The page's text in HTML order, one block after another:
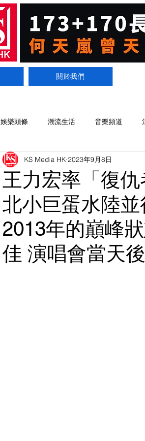
關於我們
娛樂頭條 潮流生活 音樂頻道
王力宏率「復
北小巨蛋水陸
2013年的巔峰
佳 演唱會當天
KS Media HK 2023年9月8日